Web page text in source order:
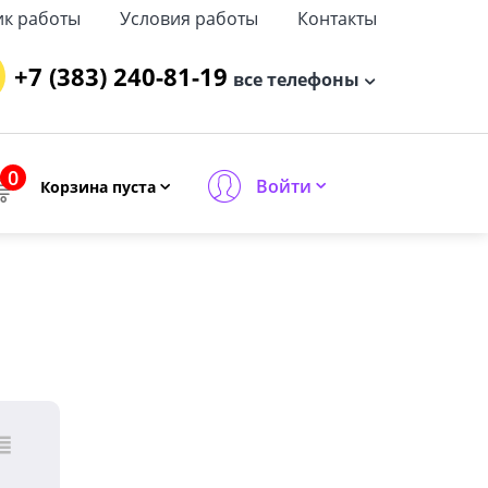
работы Условия работы Контакты
+7 (383) 240-81-19 все телефоны
0 Корзина пуста Войти